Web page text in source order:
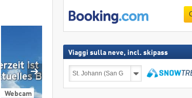
Webcam
Viaggi sulla neve, incl. skipass
sulla